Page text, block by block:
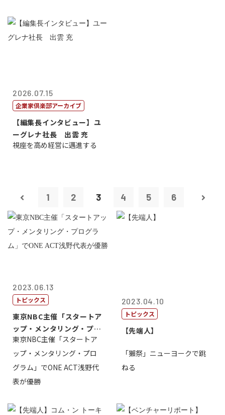
2026.07.15
企業家倶楽部アーカイブ
【編集長インタビュー】ユ
ーグレナ社長 出雲 充
視座を高め経営に邁進する
1 2 3 4 5 6
2023.06.13
トピックス
東京NBC主催「スタートア
ップ・メンタリング・プロ
グラム」で...
東京NBC主催「スタートア
ップ・メンタリング・プロ
グラム」でONE ACT浅野代
表が優勝
2023.04.10
トピックス
【先端人】
「獺祭」ニューヨークで跳
ねる